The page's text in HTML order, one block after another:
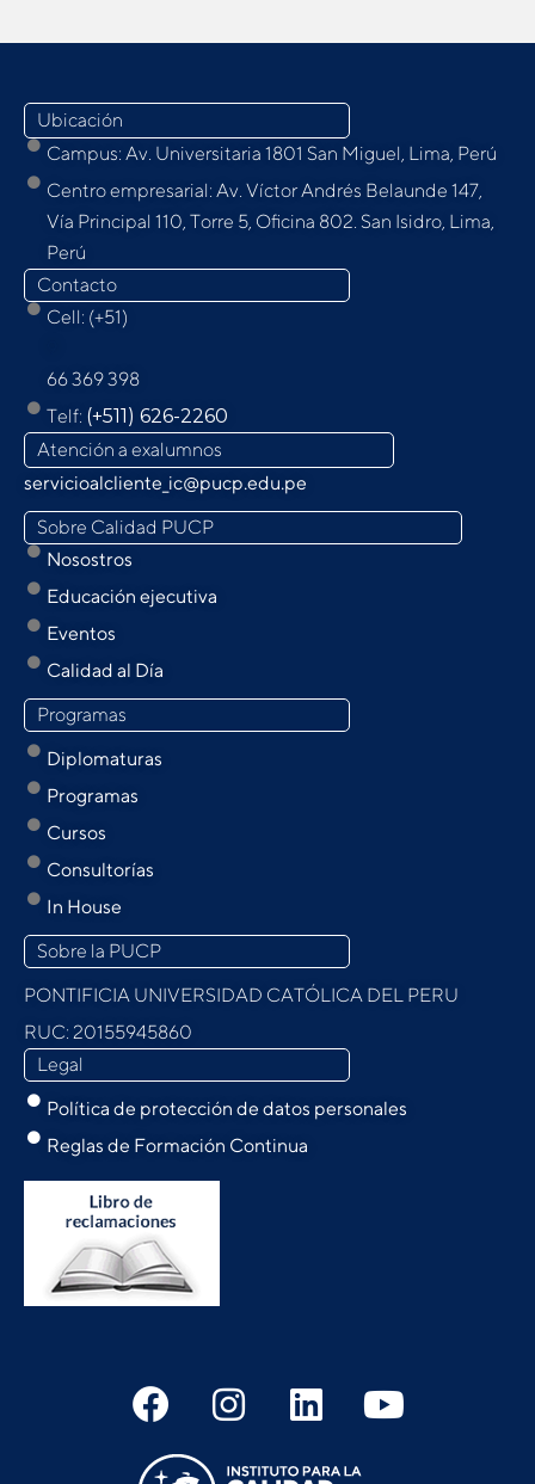
Ubicación
Campus: Av. Universitaria 1801 San Miguel, Lima, Perú
Centro empresarial: Av. Víctor Andrés Belaunde 147,
Vía Principal 110, Torre 5, Oﬁcina 802. San Isidro, Lima,
Perú
Contacto
Cell: (+51)
66 369 398
Telf: (+511) 626-2260
Atención a exalumnos
servicioalcliente_ic@pucp.edu.pe
Sobre Calidad PUCP
Nosostros
Educación ejecutiva
Eventos
Calidad al Día
Programas
Diplomaturas
Programas
Cursos
Consultorías
In House
Sobre la PUCP
PONTIFICIA UNIVERSIDAD CATÓLICA DEL PERU
RUC: 20155945860
Legal
Política de protección de datos personales
Reglas de Formación Continua